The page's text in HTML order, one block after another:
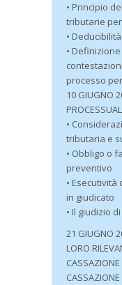
• Principio
tributarie
•
•
processo
10 GIUGNO
•
tributaria e
• Obbligo o
preventivo
•
in giudicato
• Il giudizio
21 GIUGNO
LORO
CASSAZIONE